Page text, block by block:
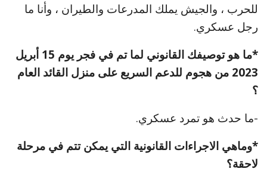
للحرب ، والجيش يملك المدرعات والطيران ، وأنا ما
رجل عسكري.
*ما هو توصيفك القانوني لما تم في فجر يوم 15 أبريل
2023 من هجوم للدعم السريع على منزل القائد العام
؟
-ما حدث هو تمرد عسكري.
*وماهي الاجراءات القانونية التي يمكن تتم في مرحلة
لاحقة؟